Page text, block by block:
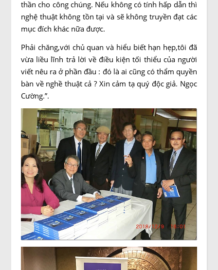
thần cho công chúng. Nếu không có tính hấp dẫn thì
nghệ thuật không tồn tại và sẽ không truyền đạt các
mục đích khác nữa được.
Phải chăng,với chủ quan và hiểu biết hạn hẹp,tôi đã
vừa liều lĩnh trả lời về điều kiện tối thiểu của người
viết nêu ra ở phần đầu : đó là ai cũng có thẩm quyền
bàn về nghề thuật cả ? Xin cảm tạ quý độc giả. Ngọc
Cường.”.